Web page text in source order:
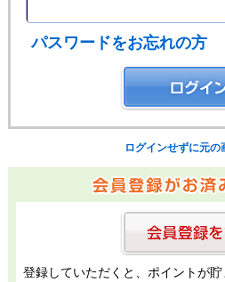
パスワードをお忘れの方
ログインせずに元の
登録していただくと、ポイントが